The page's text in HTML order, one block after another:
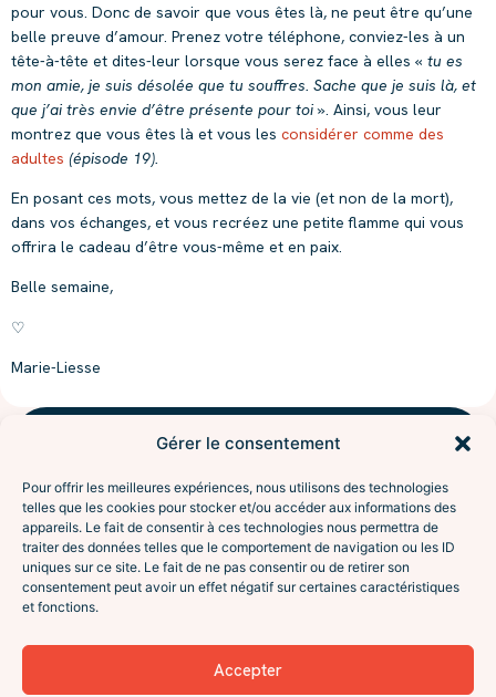
Gérer le consentement
Pour offrir les meilleures expériences, nous utilisons des technologies
telles que les cookies pour stocker et/ou accéder aux informations des
appareils. Le fait de consentir à ces technologies nous permettra de
traiter des données telles que le comportement de navigation ou les ID
uniques sur ce site. Le fait de ne pas consentir ou de retirer son
consentement peut avoir un effet négatif sur certaines caractéristiques
et fonctions.
Accepter
pour vous. Donc de savoir que vous êtes là, ne peut être qu’une
belle preuve d’amour. Prenez votre téléphone, conviez-les à un
tête-à-tête et dites-leur lorsque vous serez face à elles « tu es
mon amie, je suis désolée que tu souffres. Sache que je suis là, et
que j’ai très envie d’être présente pour toi ». Ainsi, vous leur
montrez que vous êtes là et vous les considérer comme des
adultes (épisode 19).
En posant ces mots, vous mettez de la vie (et non de la mort),
dans vos échanges, et vous recréez une petite flamme qui vous
offrira le cadeau d’être vous-même et en paix.
Belle semaine,
♡
Marie-Liesse
Sésame
De l’attente à la vraie
rencontre. Coaching en
relation amoureuse, pour
relation. En visio ou à Lyon.
NAVIGUER
Accompagnements
À propos
Interventions
Le programme Excursion
Contact
SUIVRE
Facebook
LinkedIn